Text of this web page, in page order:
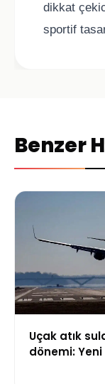
dikkat
sportif
Benzer
Uçak atık
dönemi: